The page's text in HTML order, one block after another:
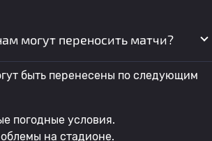
могут переносить матчи?
быть перенесены по следующим
погодные условия.
на стадионе.